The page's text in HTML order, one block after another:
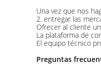
Una vez que nos
2. entregar las
Ofrecer al cliente
La plataforma de
El equipo técnico
Preguntas